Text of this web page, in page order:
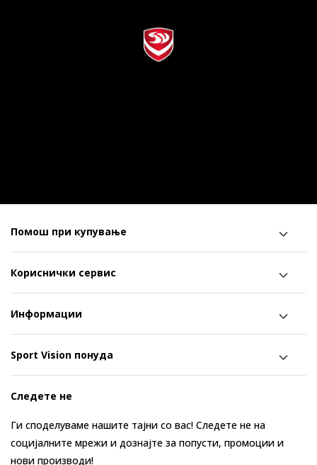
Помош при купување
Кориснички сервис
Информации
Sport Vision понуда
Следете не
Ги споделуваме нашите тајни со вас! Следете не на
социјалните мрежи и дознајте за попусти, промоции и
нови производи!